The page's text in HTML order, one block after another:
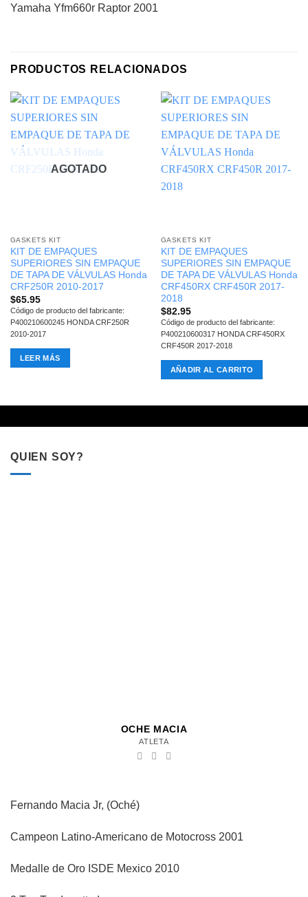
Yamaha Yfm660r Raptor 2001
PRODUCTOS RELACIONADOS
AGOTADO
GASKETS KIT
KIT DE EMPAQUES
SUPERIORES SIN EMPAQUE
DE TAPA DE VÁLVULAS Honda
CRF250R 2010-2017
$65.95
Código de producto del fabricante:
P400210600245 HONDA CRF250R
2010-2017
LEER MÁS
GASKETS KIT
KIT DE EMPAQUES
SUPERIORES SIN EMPAQUE
DE TAPA DE VÁLVULAS Honda
CRF450RX CRF450R 2017-
2018
$82.95
Código de producto del fabricante:
P400210600317 HONDA CRF450RX
CRF450R 2017-2018
AÑADIR AL CARRITO
QUIEN SOY?
OCHE MACIA
ATLETA
Fernando Macia Jr, (Oché)
Campeon Latino-Americano de Motocross 2001
Medalle de Oro ISDE Mexico 2010